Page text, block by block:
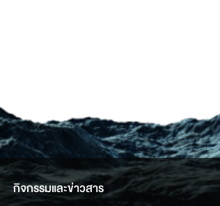
กิจกรรมและข่าวสาร